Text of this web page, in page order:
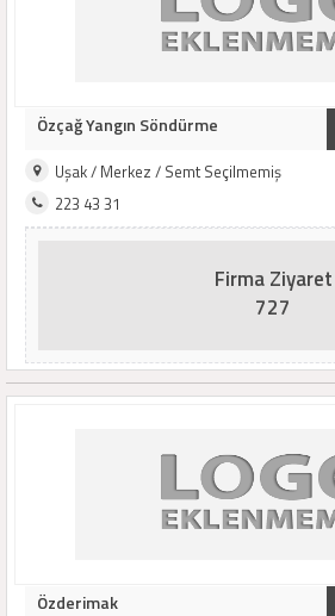
Özçağ Yangın Söndürme
Uşak / Merkez / Semt Seçilmemiş
223 43 31
Firma Ziyaret
727
Özderimak